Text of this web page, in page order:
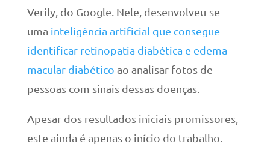
Verily, do Google. Nele, desenvolveu-se
uma inteligência artificial que consegue
identificar retinopatia diabética e edema
macular diabético ao analisar fotos de
pessoas com sinais dessas doenças.
Apesar dos resultados iniciais promissores,
este ainda é apenas o início do trabalho.